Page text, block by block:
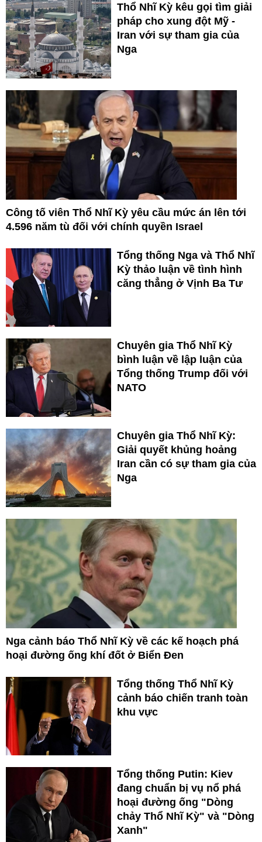
Thổ Nhĩ Kỳ kêu gọi tìm giải
pháp cho xung đột Mỹ -
Iran với sự tham gia của
Nga
Công tố viên Thổ Nhĩ Kỳ yêu cầu mức án lên tới
4.596 năm tù đối với chính quyền Israel
Tổng thống Nga và Thổ Nhĩ
Kỳ thảo luận về tình hình
căng thẳng ở Vịnh Ba Tư
Chuyên gia Thổ Nhĩ Kỳ
bình luận về lập luận của
Tổng thống Trump đối với
NATO
Chuyên gia Thổ Nhĩ Kỳ:
Giải quyết khủng hoảng
Iran cần có sự tham gia của
Nga
Nga cảnh báo Thổ Nhĩ Kỳ về các kế hoạch phá
hoại đường ống khí đốt ở Biển Đen
Tổng thống Thổ Nhĩ Kỳ
cảnh báo chiến tranh toàn
khu vực
Tổng thống Putin: Kiev
đang chuẩn bị vụ nổ phá
hoại đường ống "Dòng
chảy Thổ Nhĩ Kỳ" và "Dòng
Xanh"